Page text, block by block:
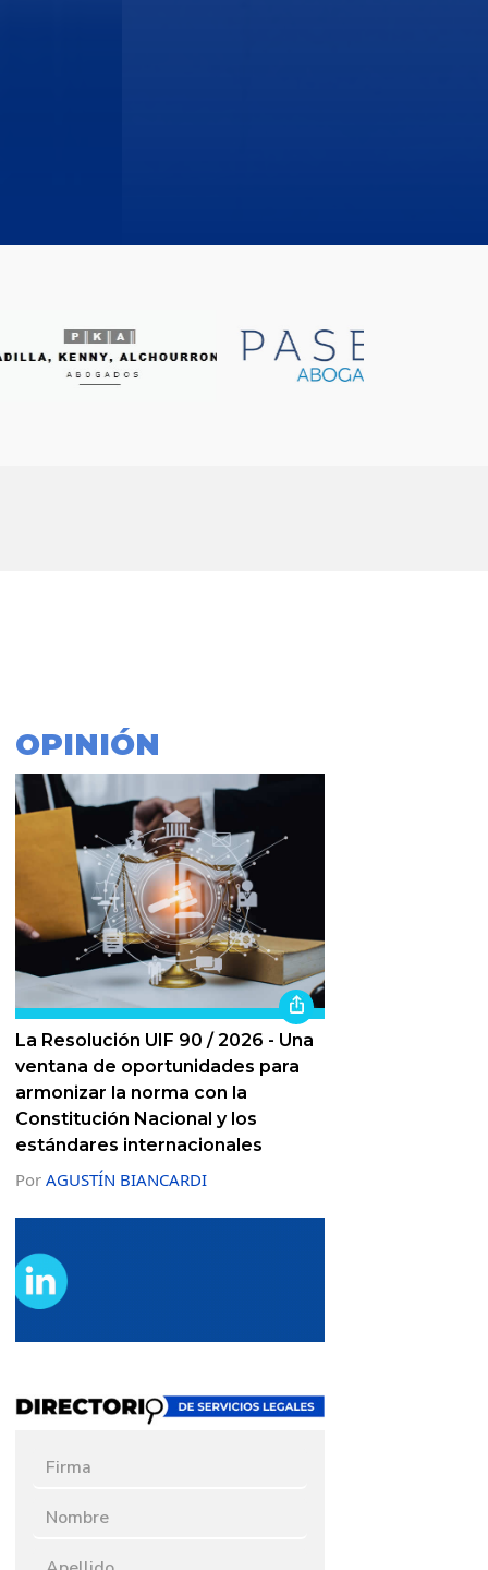
OPINIÓN
La Resolución UIF 90 / 2026 - Una
ventana de oportunidades para
armonizar la norma con la
Constitución Nacional y los
estándares internacionales
Por AGUSTÍN BIANCARDI